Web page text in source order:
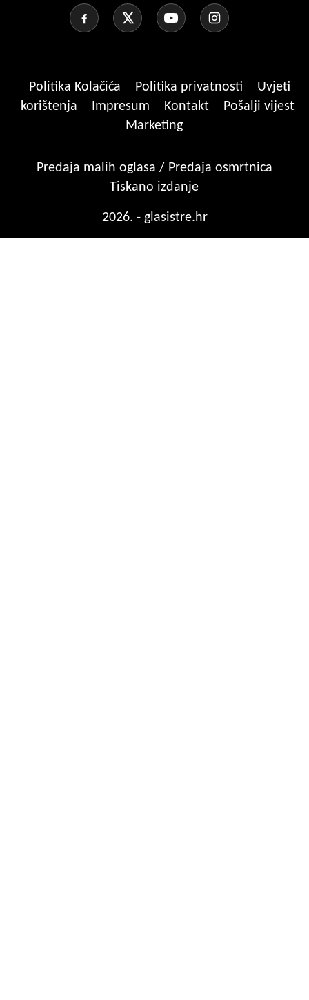
Politika Kolačića Politika privatnosti
Uvjeti
korištenja
Impresum Kontakt
Pošalji vijest
Marketing
Predaja malih oglasa / Predaja osmrtnica
Tiskano izdanje
2026. - glasistre.hr